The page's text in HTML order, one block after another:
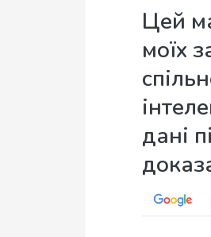
Цей
моїх
дані